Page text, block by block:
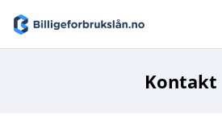
Kontakt